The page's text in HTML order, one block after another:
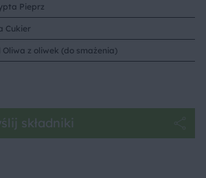
Pieprz
Cukier
Oliwa z oliwek (do smażenia)
składniki